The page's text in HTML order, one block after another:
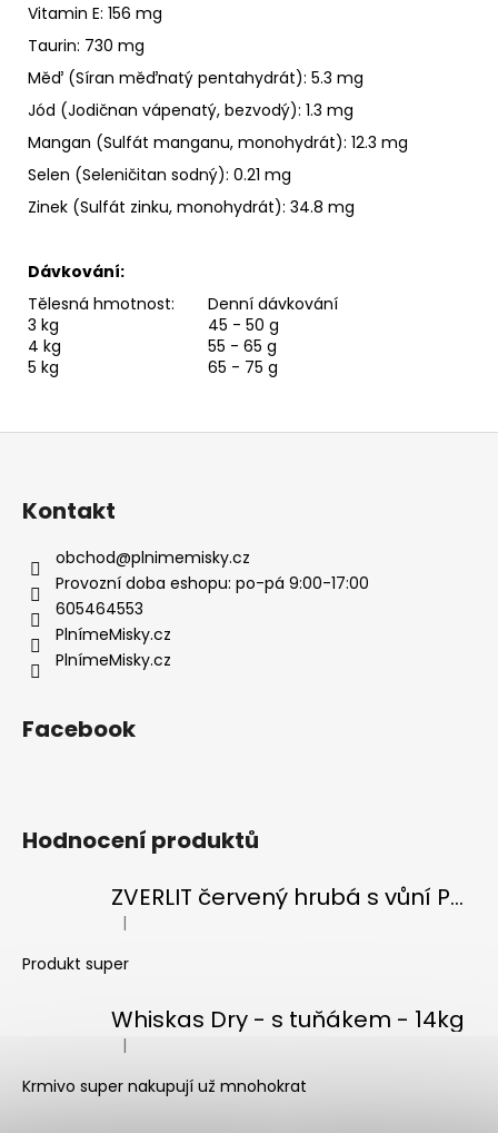
Vitamin E: 156 mg
Taurin: 730 mg
Měď (Síran měďnatý pentahydrát): 5.3 mg
Jód (Jodičnan vápenatý, bezvodý): 1.3 mg
Mangan (Sulfát manganu, monohydrát): 12.3 mg
Selen (Seleničitan sodný): 0.21 mg
Zinek (Sulfát zinku, monohydrát): 34.8 mg
Dávkování:
Tělesná hmotnost:
Denní dávkování
3 kg
45 - 50 g
4 kg
55 - 65 g
5 kg
65 - 75 g
Z
Kontakt
obchod@plnimemisky.cz
Provozní doba eshopu: po-pá 9:00-17:00
605464553
PlnímeMisky.cz
PlnímeMisky.cz
Facebook
Hodnocení produktů
ZVERLIT červený hrubá s vůní Podestýlka kočka 10kg
Hodnocení produktu je 5 z 5 hvězdiček.
|
Produkt super
Whiskas Dry - s tuňákem - 14kg
Hodnocení produktu je 5 z 5 hvězdiček.
|
Krmivo super nakupují už mnohokrat